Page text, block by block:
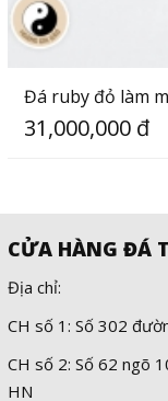
Đá ruby đỏ làm
31,000,000 đ
CỬA HÀNG ĐÁ
Địa chỉ:
CH số 1: Số 302
CH số 2: Số 62 ngõ
HN